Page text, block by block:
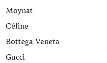
Moynat
Céline
Bottega Veneta
Gucci